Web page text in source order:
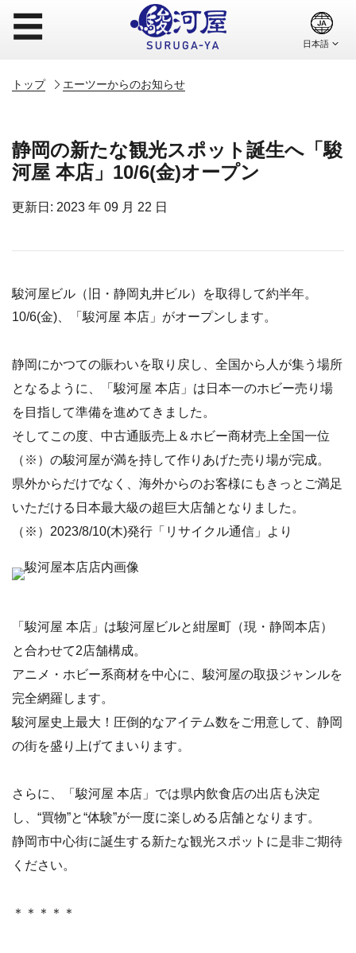
☰
トップ エーツーからのお知らせ
静岡の新たな観光スポット誕生へ「駿
河屋 本店」10/6(金)オープン
更新日: 2023 年 09 月 22 日
駿河屋ビル（旧・静岡丸井ビル）を取得して約半年。
10/6(金)、「駿河屋 本店」がオープンします。
静岡にかつての賑わいを取り戻し、全国から人が集う場所
となるように、「駿河屋 本店」は日本一のホビー売り場
を目指して準備を進めてきました。
そしてこの度、中古通販売上＆ホビー商材売上全国一位
（※）の駿河屋が満を持して作りあげた売り場が完成。
県外からだけでなく、海外からのお客様にもきっとご満足
いただける日本最大級の超巨大店舗となりました。
（※）2023/8/10(木)発行「リサイクル通信」より
「駿河屋 本店」は駿河屋ビルと紺屋町（現・静岡本店）
と合わせて2店舗構成。
アニメ・ホビー系商材を中心に、駿河屋の取扱ジャンルを
完全網羅します。
駿河屋史上最大！圧倒的なアイテム数をご用意して、静岡
の街を盛り上げてまいります。
さらに、「駿河屋 本店」では県内飲食店の出店も決定
し、“買物”と“体験”が一度に楽しめる店舗となります。
静岡市中心街に誕生する新たな観光スポットに是非ご期待
ください。
＊＊＊＊＊